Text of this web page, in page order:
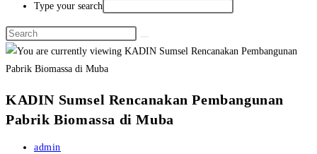
Type your search
KADIN Sumsel Rencanakan Pembangunan
Pabrik Biomassa di Muba
Post
admin